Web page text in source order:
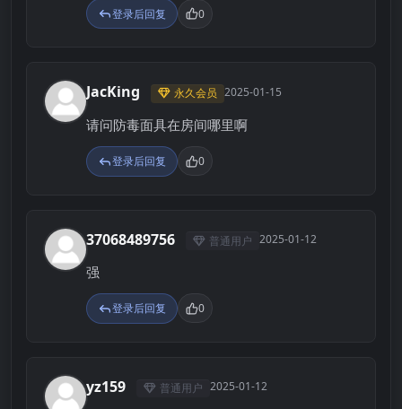
登录后回复 0
J JacKing 永久会员 2025-01-15
请问防毒面具在房间哪里啊
登录后回复 0
3 37068489756 普通用户 2025-01-12
强
登录后回复 0
Y yz159 普通用户 2025-01-12